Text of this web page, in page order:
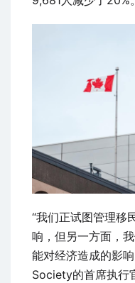
“我们正试图管理移
响，但另一方面，
能对经济造成的影
Society的首席执行